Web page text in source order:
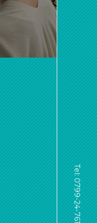
Tel: 0799-24-7614